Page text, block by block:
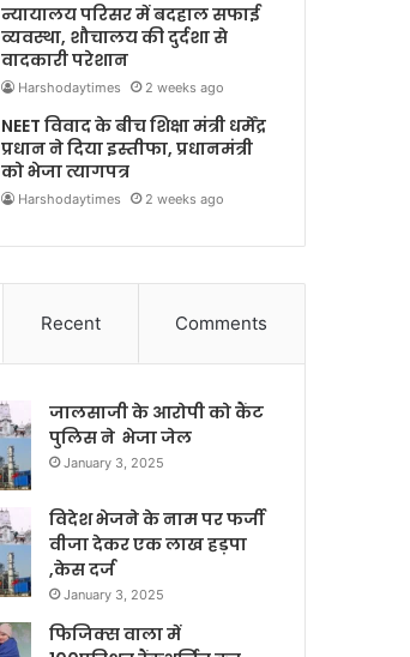
न्यायालय परिसर में बदहाल सफाई
व्यवस्था, शौचालय की दुर्दशा से
वादकारी परेशान
Harshodaytimes 2 weeks ago
NEET विवाद के बीच शिक्षा मंत्री धर्मेंद्र
प्रधान ने दिया इस्तीफा, प्रधानमंत्री
को भेजा त्यागपत्र
Harshodaytimes 2 weeks ago
Recent Comments
जालसाजी के आरोपी को कैंट
पुलिस ने भेजा जेल
January 3, 2025
विदेश भेजने के नाम पर फर्जी
वीजा देकर एक लाख हड़पा
,केस दर्ज
January 3, 2025
फिजिक्स वाला में